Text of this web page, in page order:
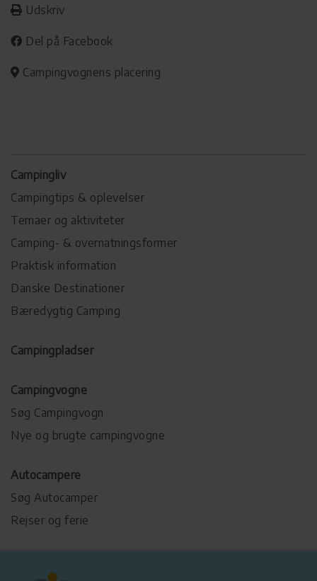
Udskriv
Del på Facebook
Campingvognens placering
Campingliv
Campingtips & oplevelser
Temaer og aktiviteter
Camping- & overnatningsformer
Praktisk information
Danske Destinationer
Bæredygtig Camping
Campingpladser
Campingvogne
Søg Campingvogn
Nye og brugte campingvogne
Autocampere
Søg Autocamper
Rejser og ferie